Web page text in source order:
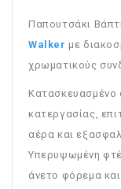
Παπουτσάκι
Walker με
χρωματικούς
Κατασκευασμένο
κατεργασίας,
αέρα και
Υπερυψωμένη
άνετο φόρεμα